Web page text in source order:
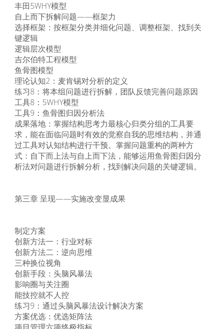
丰田5WHY模型
自上而下拆解问题——框架力
选择框架：按框架分类并细化问题、调整框架、找到关
键逻辑
逻辑层次模型
吉尔伯特工程模型
鱼骨图模型
理论认知2：麦肯锡对分析的定义
练习8：将本组问题进行拆解，团队反馈完善问题原因
工具8：5WHY模型
工具9：鱼骨图归因分析法
成果落地：掌握结构思考力最核心归类分组的工具要
求，能在面临问题时有效的觉察自我的思维结构，并通
过工具对认知结构进行干预。掌握问题重构的两种方
式：自下而上法与自上而下法，能够运用鱼骨图归因分
析法对问题进行拆解分析，找到解决问题的关键逻辑。
第三章 呈现——实施改变显成果
制定方案
创新方法一：行业对标
创新方法二：逆向思维
三种换位视角
创新手段：头脑风暴法
影响圈与关注圈
能技控就不人控
练习9：通过头脑风暴法设计解决方案
方案优选：优选矩阵法